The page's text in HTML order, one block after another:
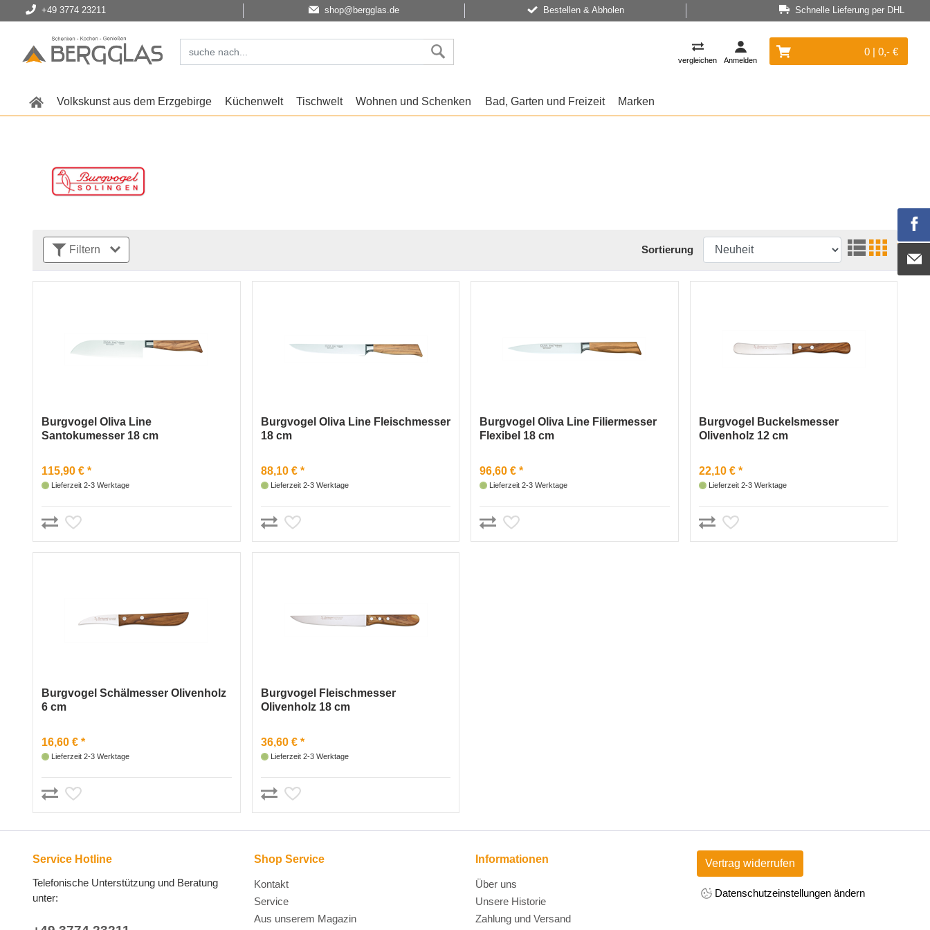
+49 3774 23211 shop@bergglas.de Bestellen & Abholen Schnelle Lieferung per DHL
vergleichen Anmelden
0 | 0,- €
Volkskunst aus dem Erzgebirge Küchenwelt Tischwelt Wohnen und Schenken Bad, Garten und Freizeit Marken
Filtern Sortierung
Burgvogel Oliva Line
Santokumesser 18 cm
115,90 € *
Lieferzeit 2-3 Werktage
Burgvogel Oliva Line Fleischmesser
18 cm
88,10 € *
Lieferzeit 2-3 Werktage
Burgvogel Oliva Line Filiermesser
Flexibel 18 cm
96,60 € *
Lieferzeit 2-3 Werktage
Burgvogel Buckelsmesser
Olivenholz 12 cm
22,10 € *
Lieferzeit 2-3 Werktage
Burgvogel Schälmesser Olivenholz
6 cm
16,60 € *
Lieferzeit 2-3 Werktage
Burgvogel Fleischmesser
Olivenholz 18 cm
36,60 € *
Lieferzeit 2-3 Werktage
Service Hotline
Telefonische Unterstützung und Beratung
unter:
Shop Service
Kontakt
Service
Aus unserem Magazin
Informationen
Über uns
Unsere Historie
Zahlung und Versand
Vertrag widerrufen
Datenschutzeinstellungen ändern